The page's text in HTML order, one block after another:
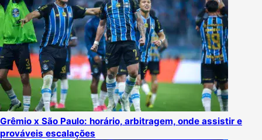
Grêmio x São Paulo: horário, arbitragem, onde assistir e
prováveis escalações